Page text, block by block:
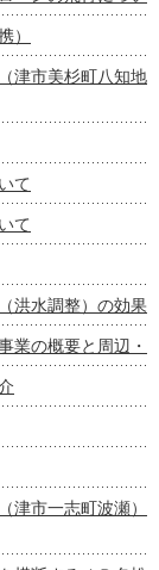
）
津市美杉町八知地
て
て
洪水調整）の効果
業の概要と周辺・
津市一志町波瀬）